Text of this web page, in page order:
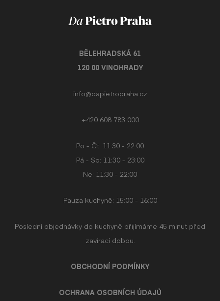
BĚLEHRADSKÁ 61
120 00 VINOHRADY
info@dapietropraha.cz
+420 608 783 000
Po - Čt: 11:30 - 22:00
Pá - So: 11:30 - 23:00
Ne: 11:30 - 22:00
Pauza kuchyně: 15:00 - 16:00
Poslední objednávky do kuchyně přijímáme 45 minut před
zavírací dobou.
OBCHODNÍ PODMÍNKY
OCHRANA OSOBNÍCH ÚDAJŮ